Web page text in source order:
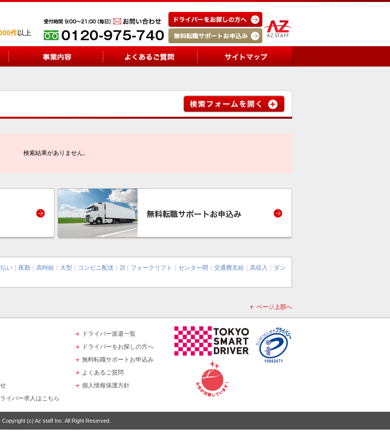
件以上
検索結果がありません。
払い 夜勤 高時給 大型 コンビニ配送 2t｜ フォークリフト センター間 交通費支給 高収入
ダン
ページ上部へ
イバー求人はこちら
ドライバー派遣一覧
ドライバーをお探しの方へ
無料転職サポートお申込み
よくあるご質問
個人情報保護方針
Copyright (c) Az staff Inc. All Right Reserved.